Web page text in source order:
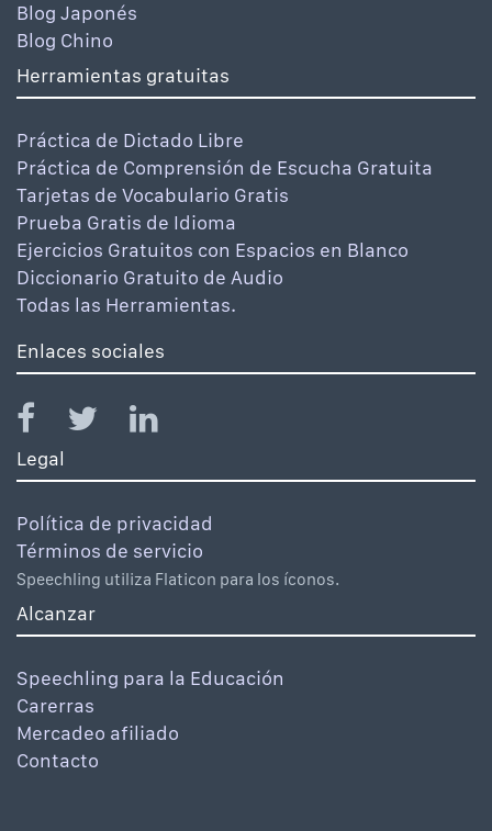
Blog Japonés
Blog Chino
Herramientas gratuitas
Práctica de Dictado Libre
Práctica de Comprensión de Escucha Gratuita
Tarjetas de Vocabulario Gratis
Prueba Gratis de Idioma
Ejercicios Gratuitos con Espacios en Blanco
Diccionario Gratuito de Audio
Todas las Herramientas.
Enlaces sociales
Legal
Política de privacidad
Términos de servicio
Speechling utiliza Flaticon para los íconos.
Alcanzar
Speechling para la Educación
Carerras
Mercadeo afiliado
Contacto